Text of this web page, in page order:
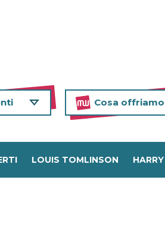
Cosa offriamo
LOUIS TOMLINSON